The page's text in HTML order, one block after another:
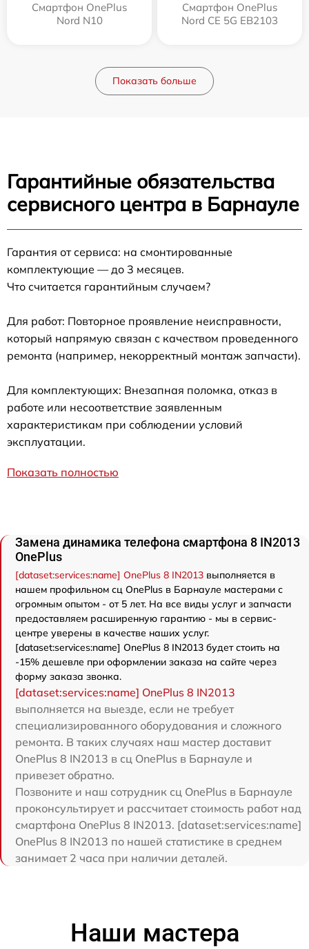
Смартфон OnePlus
Nord N10
Смартфон OnePlus
Nord CE 5G EB2103
Показать больше
Гарантийные обязательства
сервисного центра в Барнауле
Гарантия от сервиса: на смонтированные
комплектующие — до 3 месяцев.
Что считается гарантийным случаем?
Для работ: Повторное проявление неисправности,
который напрямую связан с качеством проведенного
ремонта (например, некорректный монтаж запчасти).
Для комплектующих: Внезапная поломка, отказ в
работе или несоответствие заявленным
характеристикам при соблюдении условий
эксплуатации.
Показать полностью
Замена динамика телефона смартфона 8 IN2013
OnePlus
[dataset:services:name] OnePlus 8 IN2013 выполняется в
нашем профильном сц OnePlus в Барнауле мастерами с
огромным опытом - от 5 лет. На все виды услуг и запчасти
предоставляем расширенную гарантию - мы в сервис-
центре уверены в качестве наших услуг.
[dataset:services:name] OnePlus 8 IN2013 будет стоить на
-15% дешевле при оформлении заказа на сайте через
форму заказа звонка.
[dataset:services:name] OnePlus 8 IN2013
выполняется на выезде, если не требует
специализированного оборудования и сложного
ремонта. В таких случаях наш мастер доставит
OnePlus 8 IN2013 в сц OnePlus в Барнауле и
привезет обратно.
Позвоните и наш сотрудник сц OnePlus в Барнауле
проконсультирует и рассчитает стоимость работ над
смартфона OnePlus 8 IN2013. [dataset:services:name]
OnePlus 8 IN2013 по нашей статистике в среднем
занимает 2 часа при наличии деталей.
Наши мастера